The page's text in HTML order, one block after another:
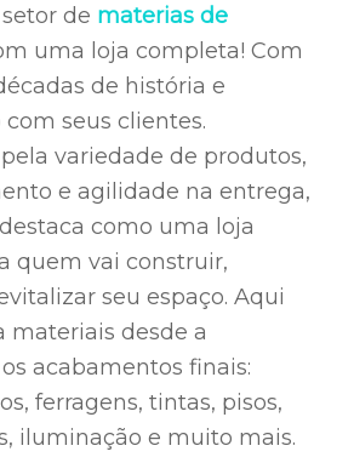
de materias de
uma loja completa! Com
de história e
seus clientes.
variedade de produtos,
e agilidade na entrega,
como uma loja
quem vai construir,
seu espaço. Aqui
materiais desde a
acabamentos finais:
ferragens, tintas, pisos,
iluminação e muito mais.